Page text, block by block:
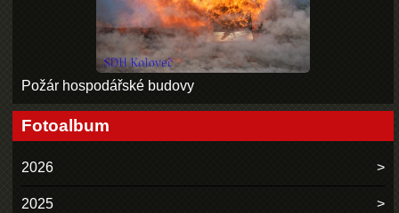
Požár hospodářské budovy
Fotoalbum
2026
2025